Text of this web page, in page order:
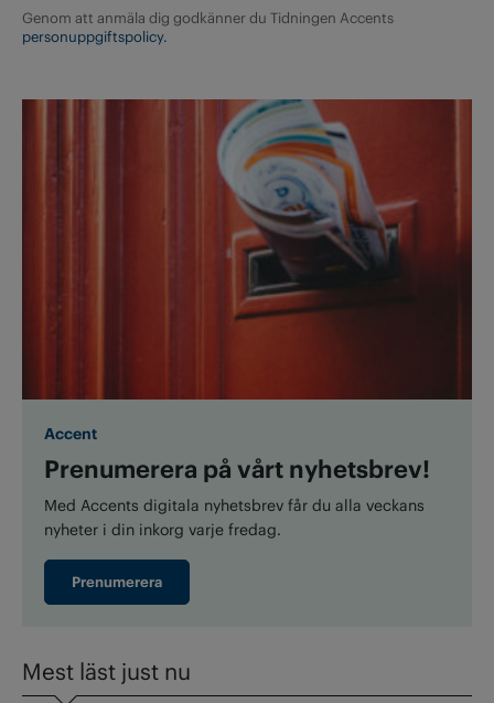
Genom att anmäla dig godkänner du Tidningen Accents
personuppgiftspolicy.
Accent
Prenumerera på vårt nyhetsbrev!
Med Accents digitala nyhetsbrev får du alla veckans
nyheter i din inkorg varje fredag.
Prenumerera
Mest läst just nu